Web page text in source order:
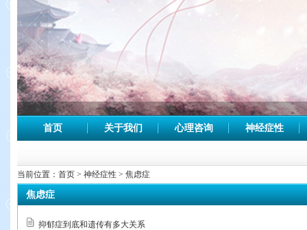
首页 关于我们 心理咨询 神经症性
当前位置： 首页 > 神经症性 > 焦虑症
焦虑症
抑郁症到底和遗传有多大关系